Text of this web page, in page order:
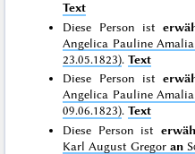
Text
Diese Person ist
Angelica Pauline
23.05.1823).Text
Diese Person ist
Angelica Pauline
09.06.1823).Text
Diese Person ist
Karl August Gregoran